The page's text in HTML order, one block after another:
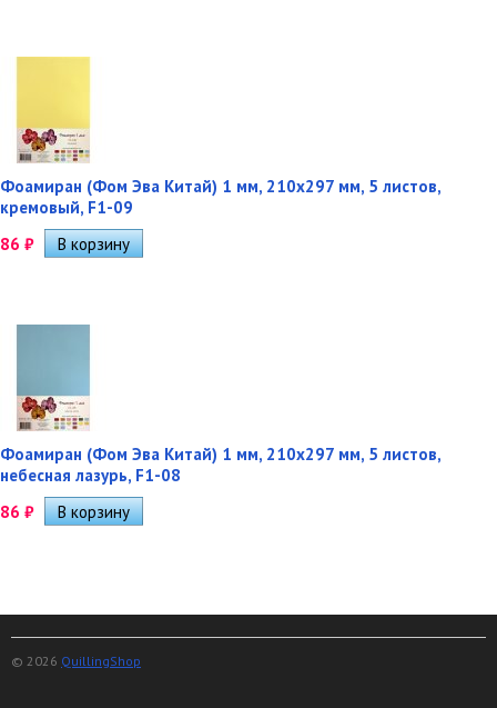
Фоамиран (Фом Эва Китай) 1 мм, 210х297 мм, 5 листов,
кремовый, F1-09
86 ₽
Фоамиран (Фом Эва Китай) 1 мм, 210х297 мм, 5 листов,
небесная лазурь, F1-08
86 ₽
© 2026 QuillingShop